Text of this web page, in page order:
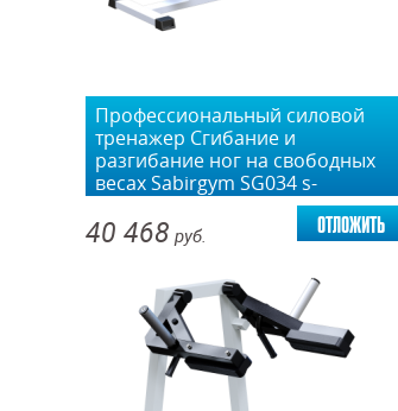
Профессиональный силовой
тренажер Сгибание и
разгибание ног на свободных
весах Sabirgym SG034 s-
40 468 руб. отложить